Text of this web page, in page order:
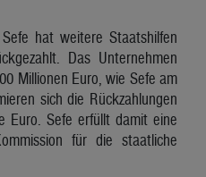
hat weitere Staatshilfen
Das Unternehmen
Millionen Euro, wie Sefe am
sich die Rückzahlungen
Euro. Sefe erfüllt damit eine
für die staatliche